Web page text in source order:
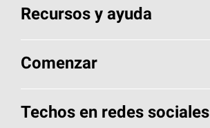
Elija sus tejas
Encuentre un contratista
Componentes para techos
Recursos y ayuda
Aspectos básicos sobre techos
Herramientas de diseño y color
Comenzar
Llame al 1-800-GET-PINK®
Techos en redes sociales